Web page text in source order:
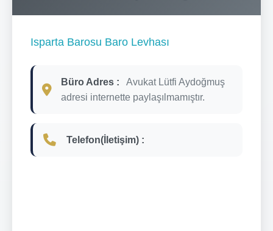
Isparta Barosu Baro Levhası
Büro Adres :
Avukat Lütfi Aydoğmuş
adresi internette paylaşılmamıştır.
Telefon(İletişim) :